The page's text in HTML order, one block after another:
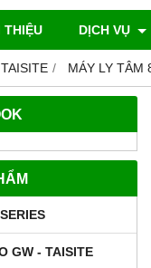
THIỆU DỊCH VỤ
MÁY LY TÂM
GW - TAISITE